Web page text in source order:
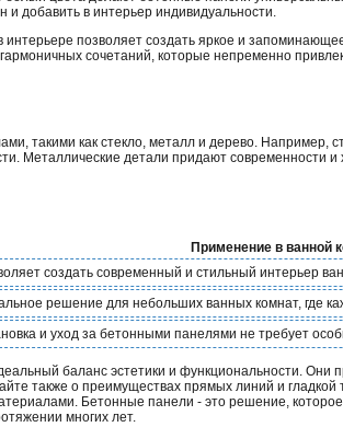
и добавить в интерьер индивидуальности.
позволяет создать яркое и
сочетаний, которые непременно
такими как стекло, металл и дерево. Например,
Металлические детали придают современности
Применение в ванной
создать современный и стильный интерьер
решение для небольших ванных комнат, где
и уход за бетонными панелями не требует
баланс эстетики и функциональности. Они
также о преимуществах прямых линий и гладкой
Бетонные панели - это решение, которое
многих лет.